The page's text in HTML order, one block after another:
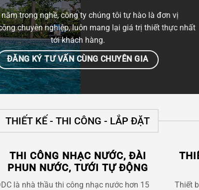
trong nghề, công ty chúng tôi tự hào là đơn vị
chuyên nghiệp, luôn mang lại giá trị thiết thực nhất
tới khách hàng.
ĐĂNG KÝ TƯ VẤN CÙNG CHUYÊN GIA
THIẾT KẾ - THI CÔNG - LẮP ĐẶT
THI CÔNG NHẠC NƯỚC, ĐÀI
PHUN NƯỚC, TƯỚI TỰ ĐỘNG
là nhà thầu thi công nhạc nước hơn 15
Thiết